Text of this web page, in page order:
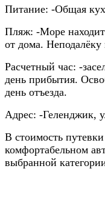
Питание: -Общая
Пляж: -Море
от дома.
Расчетный час: -
день прибытия.
день отъезда.
Адрес: -Геленджик,
В стоимость
комфортабельном
выбранной